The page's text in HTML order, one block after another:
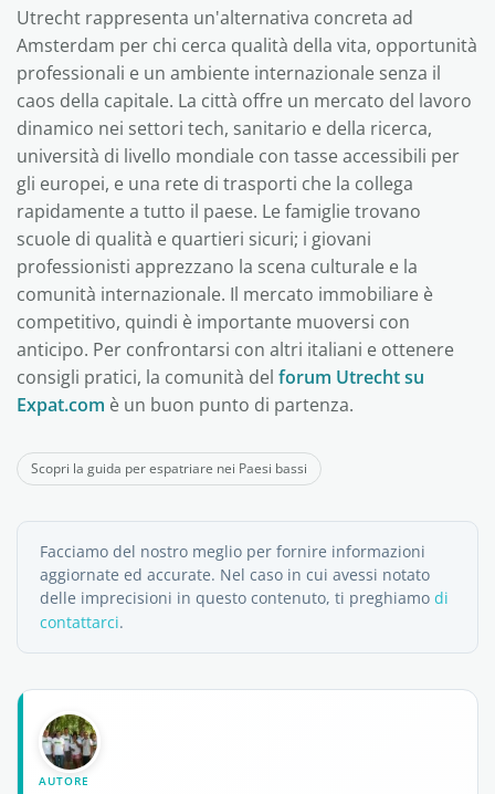
Utrecht rappresenta un'alternativa concreta ad
Amsterdam per chi cerca qualità della vita, opportunità
professionali e un ambiente internazionale senza il
caos della capitale. La città offre un mercato del lavoro
dinamico nei settori tech, sanitario e della ricerca,
università di livello mondiale con tasse accessibili per
gli europei, e una rete di trasporti che la collega
rapidamente a tutto il paese. Le famiglie trovano
scuole di qualità e quartieri sicuri; i giovani
professionisti apprezzano la scena culturale e la
comunità internazionale. Il mercato immobiliare è
competitivo, quindi è importante muoversi con
anticipo. Per confrontarsi con altri italiani e ottenere
consigli pratici, la comunità del forum Utrecht su
Expat.com è un buon punto di partenza.
Scopri la guida per espatriare nei Paesi bassi
Facciamo del nostro meglio per fornire informazioni
aggiornate ed accurate. Nel caso in cui avessi notato
delle imprecisioni in questo contenuto, ti preghiamo di
contattarci.
AUTORE